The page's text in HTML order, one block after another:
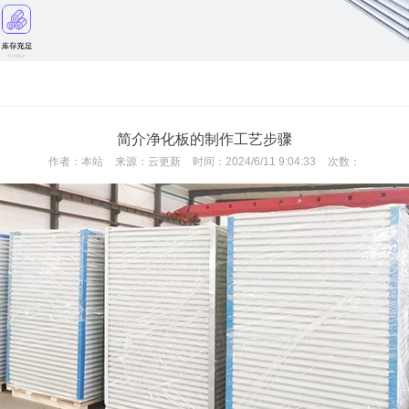
简介净化板的制作工艺步骤
作者： 本站 来源： 云更新 时间： 2024/6/11 9:04:33 次数：